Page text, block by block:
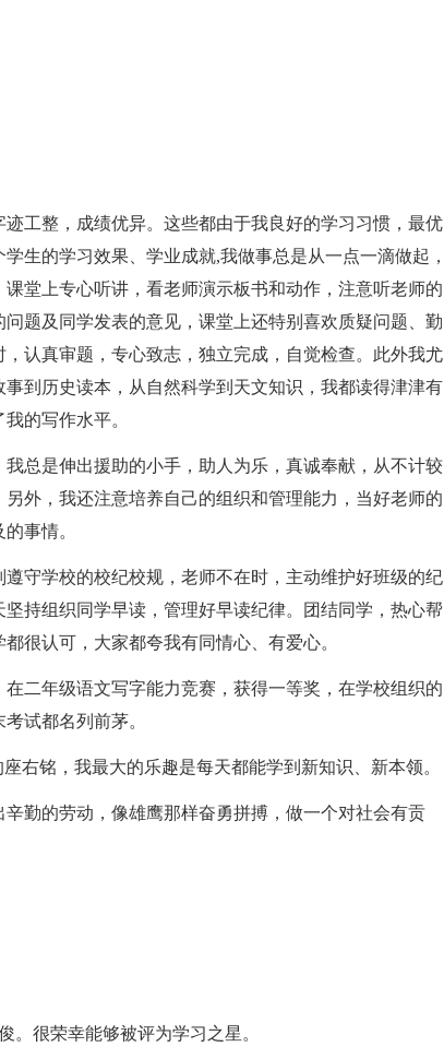
工整，成绩优异。这些都由于我良好的学习习惯，最优
生的学习效果、学业成就,我做事总是从一点一滴做起，
堂上专心听讲，看老师演示板书和动作，注意听老师的
题及同学发表的意见，课堂上还特别喜欢质疑问题、勤
认真审题，专心致志，独立完成，自觉检查。此外我尤
到历史读本，从自然科学到天文知识，我都读得津津有
的写作水平。
总是伸出援助的小手，助人为乐，真诚奉献，从不计较
外，我还注意培养自己的组织和管理能力，当好老师的
事情。
守学校的校纪校规，老师不在时，主动维护好班级的纪
持组织同学早读，管理好早读纪律。团结同学，热心帮
很认可，大家都夸我有同情心、有爱心。
二年级语文写字能力竞赛，获得一等奖，在学校组织的
试都名列前茅。
右铭，我最大的乐趣是每天都能学到新知识、新本领。
勤的劳动，像雄鹰那样奋勇拼搏，做一个对社会有贡
。很荣幸能够被评为学习之星。